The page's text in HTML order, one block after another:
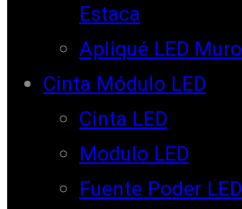
Estaca
Apliqué LED Muro
Cinta Módulo LED
Cinta LED
Modulo LED
Fuente Poder LED